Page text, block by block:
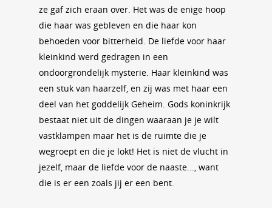
ze gaf zich eraan over. Het was de enige hoop
die haar was gebleven en die haar kon
behoeden voor bitterheid. De liefde voor haar
kleinkind werd gedragen in een
ondoorgrondelijk mysterie. Haar kleinkind was
een stuk van haarzelf, en zij was met haar een
deel van het goddelijk Geheim. Gods koninkrijk
bestaat niet uit de dingen waaraan je je wilt
vastklampen maar het is de ruimte die je
wegroept en die je lokt! Het is niet de vlucht in
jezelf, maar de liefde voor de naaste..., want
die is er een zoals jij er een bent.